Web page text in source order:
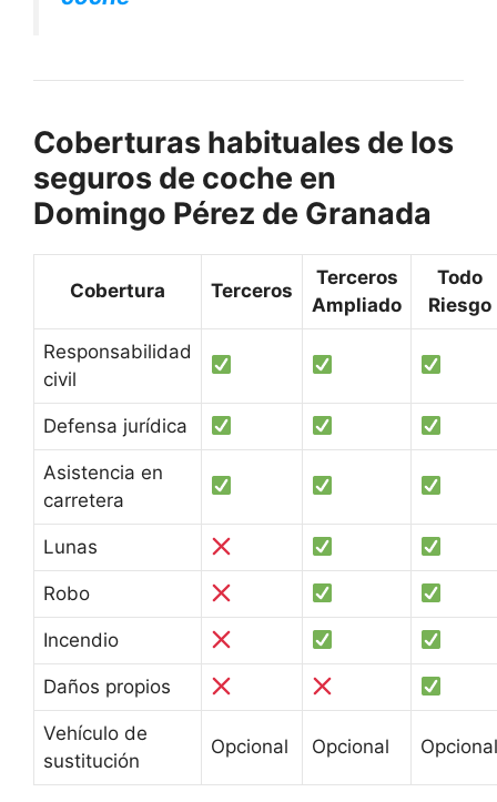
Coberturas habituales de los
seguros de coche en
Domingo Pérez de Granada
Cobertura Terceros
Terceros
Ampliado
Todo
Riesgo
Responsabilidad
civil
Defensa jurídica
Asistencia en
carretera
Lunas
Robo
Incendio
Daños propios
Vehículo de
sustitución
Opcional Opcional Opcional